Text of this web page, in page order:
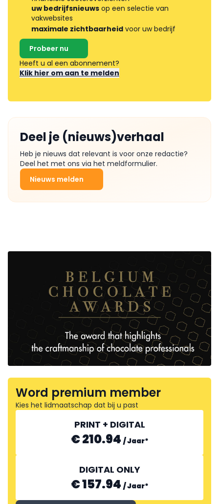
uw bedrijfsnieuws op een selectie van
vakwebsites
maximale zichtbaarheid voor uw bedrijf
Probeer nu
Heeft u al een abonnement?
Klik hier om aan te melden
Deel je (nieuws)verhaal
Heb je nieuws dat relevant is voor onze redactie?
Deel het met ons via het meldformulier.
Nieuws melden
Word premium member
Kies het lidmaatschap dat bij u past
PRINT + DIGITAL
€ 210.94 /Jaar*
DIGITAL ONLY
€ 157.94 /Jaar*